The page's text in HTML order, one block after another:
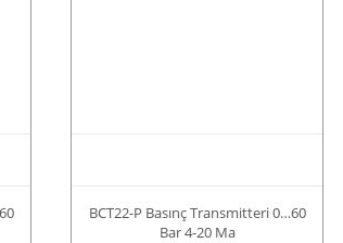
BCT22-P Basınç Transmitteri 0…60
Bar 4-20 Ma